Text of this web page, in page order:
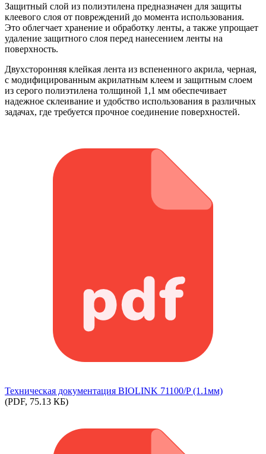
Защитный слой из полиэтилена предназначен для защиты
клеевого слоя от повреждений до момента использования.
Это облегчает хранение и обработку ленты, а также упрощает
удаление защитного слоя перед нанесением ленты на
поверхность.
Двухсторонняя клейкая лента из вспененного акрила, черная,
с модифицированным акрилатным клеем и защитным слоем
из серого полиэтилена толщиной 1,1 мм обеспечивает
надежное склеивание и удобство использования в различных
задачах, где требуется прочное соединение поверхностей.
Техническая документация BIOLINK 71100/P (1.1мм)
(PDF, 75.13 КБ)